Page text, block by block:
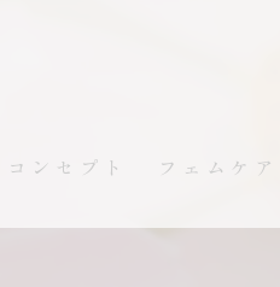
コンセプト フェムケア